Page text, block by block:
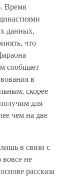
Время
данных,
что
сообщает
в
скорее
для
чем на две
в связи с
не
рассказа